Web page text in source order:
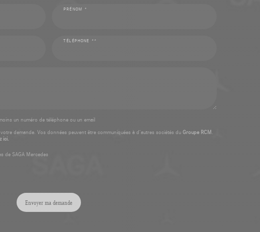
PRÉNOM *
TÉLÉPHONE **
un numéro de téléphone ou un email
demande. Vos données peuvent être communiquées à d’autres sociétés du Groupe RCM.
ici.
de SAGA Mercedes
Envoyer ma demande